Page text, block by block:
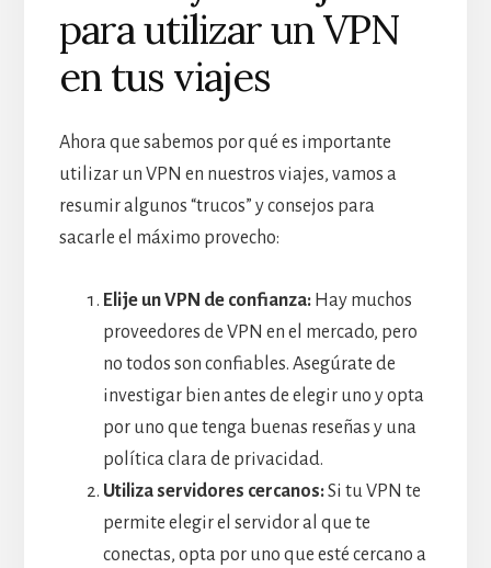
para utilizar un VPN
en tus viajes
Ahora que sabemos por qué es importante
utilizar un VPN en nuestros viajes, vamos a
resumir algunos “trucos” y consejos para
sacarle el máximo provecho:
Elije un VPN de confianza:Hay muchos
proveedores de VPN en el mercado, pero
no todos son confiables. Asegúrate de
investigar bien antes de elegir uno y opta
por uno que tenga buenas reseñas y una
política clara de privacidad.
Utiliza servidores cercanos:Si tu VPN te
permite elegir el servidor al que te
conectas, opta por uno que esté cercano a